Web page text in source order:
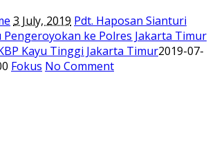
3 July, 2019 Pdt. Haposan Sianturi
ke Polres Jakarta Timur
Kayu Tinggi Jakarta Timur2019-07-
Fokus No Comment